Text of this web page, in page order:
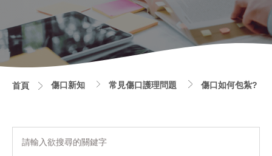
首頁 傷口新知 常見傷口護理問題 傷口如何包紮?